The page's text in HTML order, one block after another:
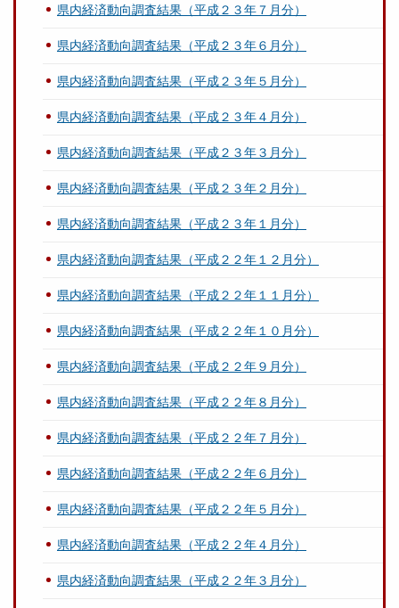
県内経済動向調査結果（平成２３年７月分）
県内経済動向調査結果（平成２３年６月分）
県内経済動向調査結果（平成２３年５月分）
県内経済動向調査結果（平成２３年４月分）
県内経済動向調査結果（平成２３年３月分）
県内経済動向調査結果（平成２３年２月分）
県内経済動向調査結果（平成２３年１月分）
県内経済動向調査結果（平成２２年１２月分）
県内経済動向調査結果（平成２２年１１月分）
県内経済動向調査結果（平成２２年１０月分）
県内経済動向調査結果（平成２２年９月分）
県内経済動向調査結果（平成２２年８月分）
県内経済動向調査結果（平成２２年７月分）
県内経済動向調査結果（平成２２年６月分）
県内経済動向調査結果（平成２２年５月分）
県内経済動向調査結果（平成２２年４月分）
県内経済動向調査結果（平成２２年３月分）